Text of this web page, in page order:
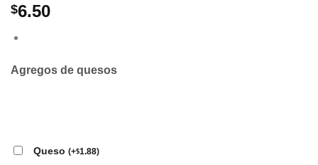
$6.50
Agregos de quesos
Queso (+$1.88)